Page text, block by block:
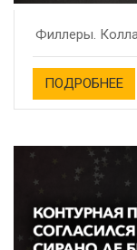
Филлеры.
ПОДРОБНЕЕ